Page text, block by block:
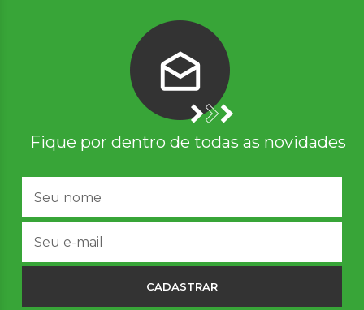
Fique por dentro de todas as novidades
CADASTRAR